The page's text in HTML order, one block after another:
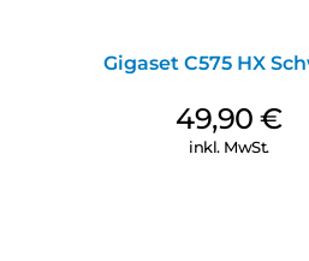
Gigaset C575 HX
49,90€
inkl. MwSt.